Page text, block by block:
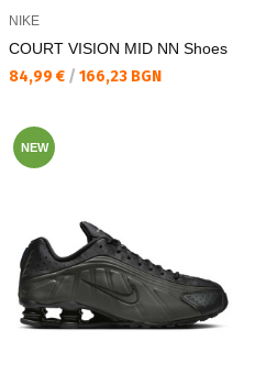
NIKE
COURT VISION MID NN Shoes
Текуща цена:
84,99 € / 166,23 BGN
NEW